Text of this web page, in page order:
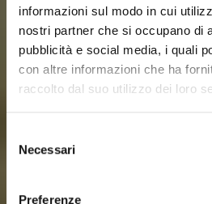
informazioni sul modo in cui
nostri partner che si occupano di
pubblicità e social media, i quali
con altre informazioni che ha
raccolto dal suo utilizzo dei loro
delNecessari
Preferenze
disegnato da
marinara e vita
incontrano tra le
romagnoli: Il
borgo marinaro
luoghi della
Pineta, parchi
verdeggianti a
tantissime SPA:
aspettano
più tranquilli, il
divertimento e